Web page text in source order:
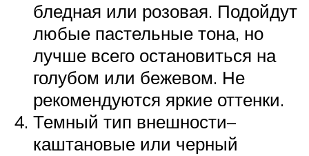
бледная или розовая. Подойдут
любые пастельные тона, но
лучше всего остановиться на
голубом или бежевом. Не
рекомендуются яркие оттенки.
Темный тип внешности–
каштановые или черный